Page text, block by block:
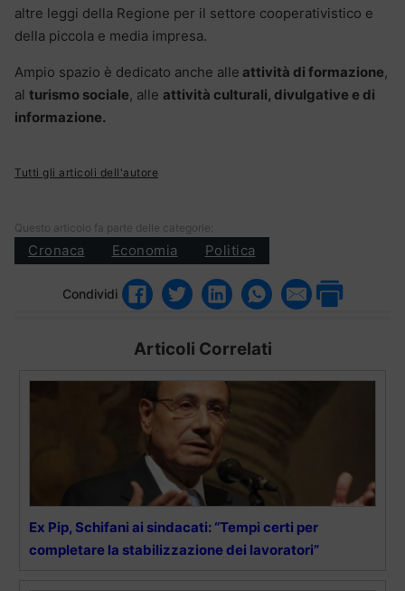
altre leggi della Regione per il settore cooperativistico e
della piccola e media impresa.
Ampio spazio è dedicato anche alle attività di formazione,
al turismo sociale, alle attività culturali, divulgative e di
informazione.
Tutti gli articoli dell'autore
Questo articolo fa parte delle categorie:
Cronaca Economia Politica
Condividi
Articoli Correlati
Ex Pip, Schifani ai sindacati: “Tempi certi per
completare la stabilizzazione dei lavoratori”